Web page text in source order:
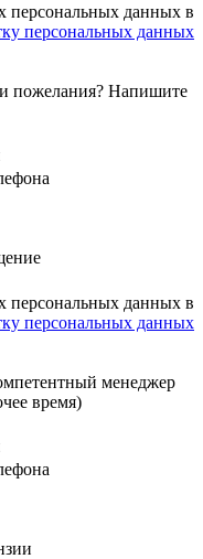
персональных данных в
персональных данных
пожелания? Напишите
персональных данных в
персональных данных
менеджер
время)